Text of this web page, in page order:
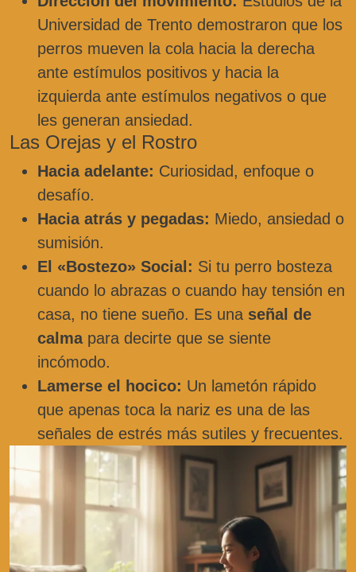
Universidad de Trento demostraron que los
perros mueven la cola hacia la derecha
ante estímulos positivos y hacia la
izquierda ante estímulos negativos o que
les generan ansiedad.
Las Orejas y el Rostro
Hacia adelante: Curiosidad, enfoque o
desafío.
Hacia atrás y pegadas: Miedo, ansiedad o
sumisión.
El «Bostezo» Social: Si tu perro bosteza
cuando lo abrazas o cuando hay tensión en
casa, no tiene sueño. Es una señal de
calmapara decirte que se siente
incómodo.
Lamerse el hocico: Un lametón rápido
que apenas toca la nariz es una de las
señales de estrés más sutiles y frecuentes.